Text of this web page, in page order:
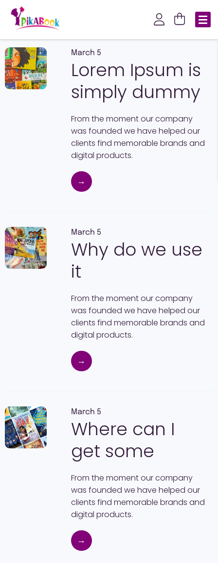
March 5
Lorem Ipsum is
simply dummy
From the moment our company
was founded we have helped our
clients find memorable brands and
digital products.
→
March 5
Why do we use
it
From the moment our company
was founded we have helped our
clients find memorable brands and
digital products.
→
March 5
Where can I
get some
From the moment our company
was founded we have helped our
clients find memorable brands and
digital products.
→